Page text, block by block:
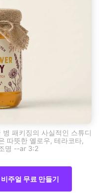
패키징의 사실적인 스튜디
따뜻한 옐로우, 테라코타,
명 --ar 3:2
주얼 무료 만들기